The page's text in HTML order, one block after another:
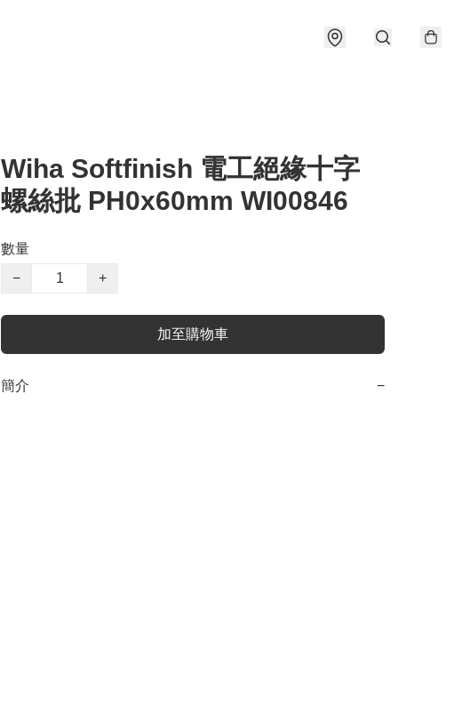
Wiha Softfinish 電工絕緣十字
螺絲批 PH0x60mm WI00846
數量
−
+
加至購物車
簡介 −